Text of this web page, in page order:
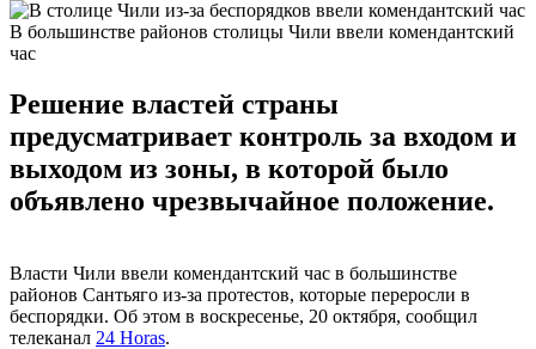
В большинстве районов столицы Чили ввели комендантский
час
Решение властей страны
предусматривает контроль за входом и
выходом из зоны, в которой было
объявлено чрезвычайное положение.
Власти Чили ввели комендантский час в большинстве
районов Сантьяго из-за протестов, которые переросли в
беспорядки. Об этом в воскресенье, 20 октября, сообщил
телеканал 24 Horas.